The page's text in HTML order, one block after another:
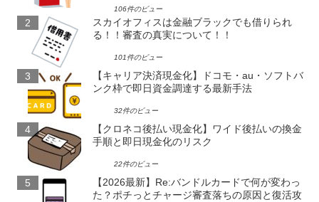
106件のビュー
スカイオフィスは金融ブラックでも借りられ
る！！審査の真実について！！
101件のビュー
【キャリア決済現金化】ドコモ・au・ソフトバ
ンク枠で即日資金調達する最新手法
32件のビュー
【クロネコ後払い現金化】ワイド後払いの換金
手順と即日現金化のリスク
22件のビュー
【2026最新】Re:バンドルカードで何が変わっ
た？ポチっとチャージ審査落ちの原因と復活攻